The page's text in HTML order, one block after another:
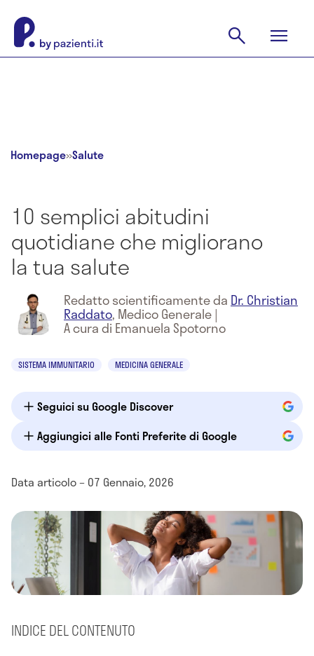
Homepage»Salute
10 semplici abitudini
quotidiane che migliorano
la tua salute
Redatto scientificamente da Dr. Christian
Raddato, Medico Generale|
A cura di Emanuela Spotorno
SISTEMA IMMUNITARIO MEDICINA GENERALE
Seguici su Google Discover
Aggiungici alle Fonti Preferite di Google
Data articolo – 07 Gennaio, 2026
INDICE DEL CONTENUTO